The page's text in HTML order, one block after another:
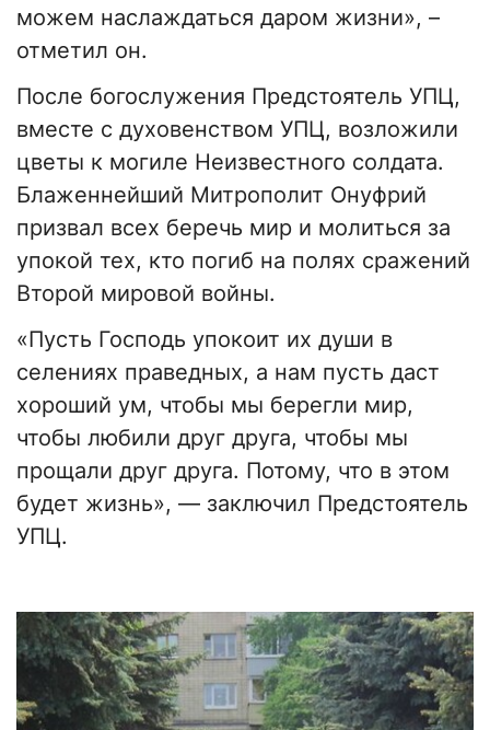
можем наслаждаться даром жизни», –
отметил он.
После богослужения Предстоятель УПЦ,
вместе с духовенством УПЦ, возложили
цветы к могиле Неизвестного солдата.
Блаженнейший Митрополит Онуфрий
призвал всех беречь мир и молиться за
упокой тех, кто погиб на полях сражений
Второй мировой войны.
«Пусть Господь упокоит их души в
селениях праведных, а нам пусть даст
хороший ум, чтобы мы берегли мир,
чтобы любили друг друга, чтобы мы
прощали друг друга. Потому, что в этом
будет жизнь», — заключил Предстоятель
УПЦ.